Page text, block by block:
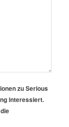
zu Serious
interessiert.